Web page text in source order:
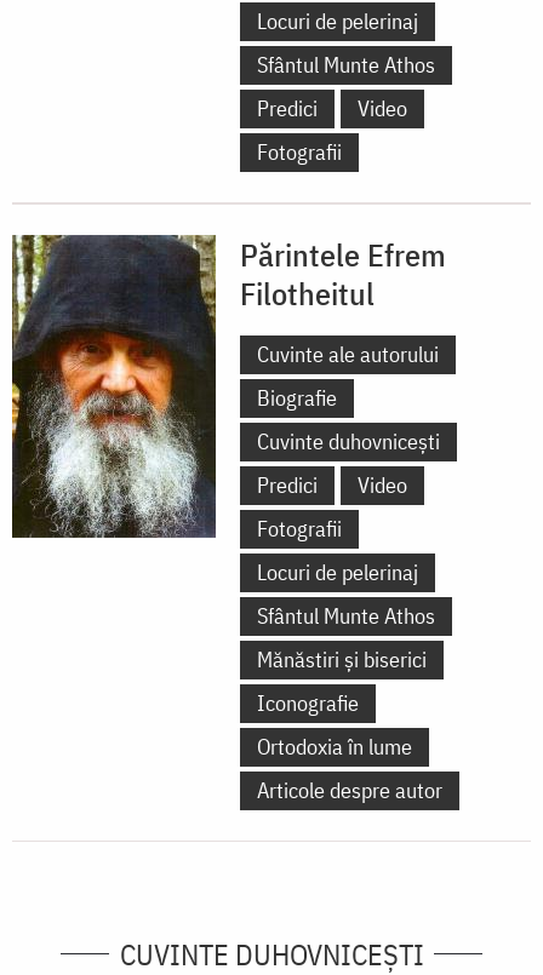
Locuri de pelerinaj
Sfântul Munte Athos
Predici
Video
Fotografii
Părintele Efrem
Filotheitul
Cuvinte ale autorului
Biografie
Cuvinte duhovnicești
Predici
Video
Fotografii
Locuri de pelerinaj
Sfântul Munte Athos
Mănăstiri și biserici
Iconografie
Ortodoxia în lume
Articole despre autor
CUVINTE DUHOVNICEȘTI